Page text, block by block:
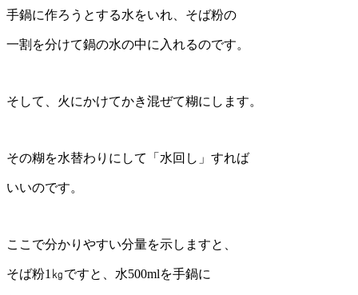
手鍋に作ろうとする水をいれ、そば粉の
一割を分けて鍋の水の中に入れるのです。
そして、火にかけてかき混ぜて糊にします。
その糊を水替わりにして「水回し」すれば
いいのです。
ここで分かりやすい分量を示しますと、
そば粉1㎏ですと、水500mlを手鍋に